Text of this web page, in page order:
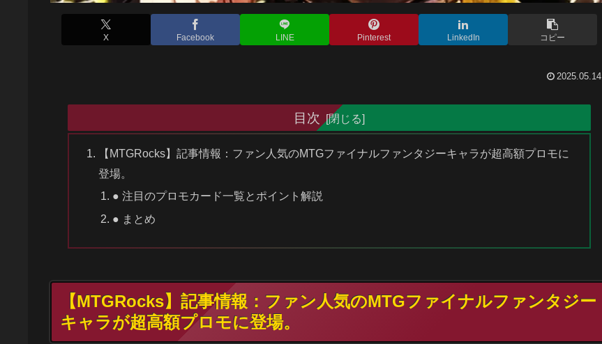
X Facebook LINE Pinterest LinkedIn コピー
2025.05.14
目次
【MTGRocks】記事情報：ファン人気のMTGファイナルファンタジーキャラが超高額プロモに
登場。
● 注目のプロモカード一覧とポイント解説
● まとめ
【MTGRocks】記事情報：ファン人気のMTGファイナルファンタジー
キャラが超高額プロモに登場。